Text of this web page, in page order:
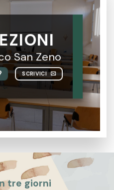
San Zeno
SCRIVICI
tre giorni